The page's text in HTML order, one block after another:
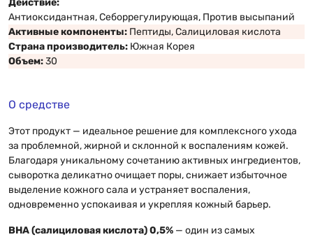
Антиоксидантная, Себоррегулирующая, Против высыпаний
Активные компоненты: Пептиды, Салициловая кислота
Страна производитель: Южная Корея
Объем:30
О средстве
Этот продукт — идеальное решение для комплексного ухода
за проблемной, жирной и склонной к воспалениям кожей.
Благодаря уникальному сочетанию активных ингредиентов,
сыворотка деликатно очищает поры, снижает избыточное
выделение кожного сала и устраняет воспаления,
одновременно успокаивая и укрепляя кожный барьер.
BHA (салициловая кислота) 0,5% — один из самых